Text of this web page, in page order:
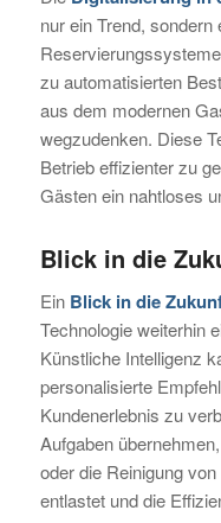
nur ein Trend,
zu automatisierten
aus dem modernen
wegzudenken. Diese
Betrieb effizienter zu
Gästen ein nahtloses
Blick in die
Ein Blick in die
Technologie weiterhin
Künstliche Intelligenz
personalisierte
Kundenerlebnis zu
Aufgaben
oder die Reinigung
entlastet und die